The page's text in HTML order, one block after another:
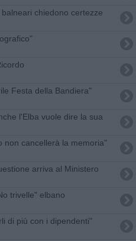
chiedono certezze
Festa della Bandiera"
l'Elba vuole dire la sua
non cancellerà la memoria"
arriva al Ministero
trivelle" elbano
di più con i dipendenti"